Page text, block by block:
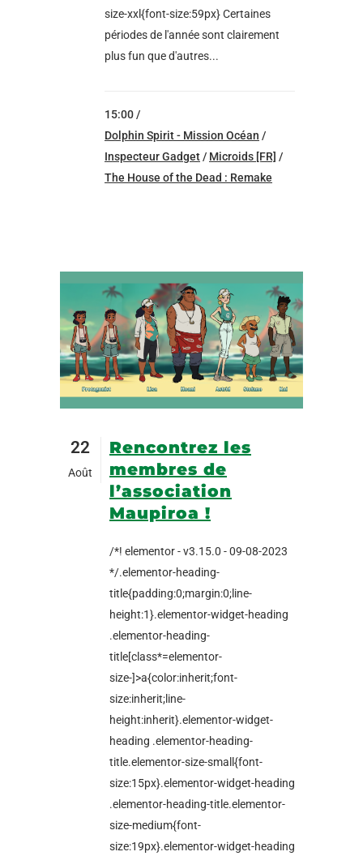
size-xxl{font-size:59px} Certaines
périodes de l'année sont clairement
plus fun que d'autres...
15:00 /
Dolphin Spirit - Mission Océan /
Inspecteur Gadget / Microids [FR] /
The House of the Dead : Remake
22
Août
Rencontrez les
membres de
l’association
Maupiroa !
/*! elementor - v3.15.0 - 09-08-2023
*/.elementor-heading-
title{padding:0;margin:0;line-
height:1}.elementor-widget-heading
.elementor-heading-
title[class*=elementor-
size-]>a{color:inherit;font-
size:inherit;line-
height:inherit}.elementor-widget-
heading .elementor-heading-
title.elementor-size-small{font-
size:15px}.elementor-widget-heading
.elementor-heading-title.elementor-
size-medium{font-
size:19px}.elementor-widget-heading